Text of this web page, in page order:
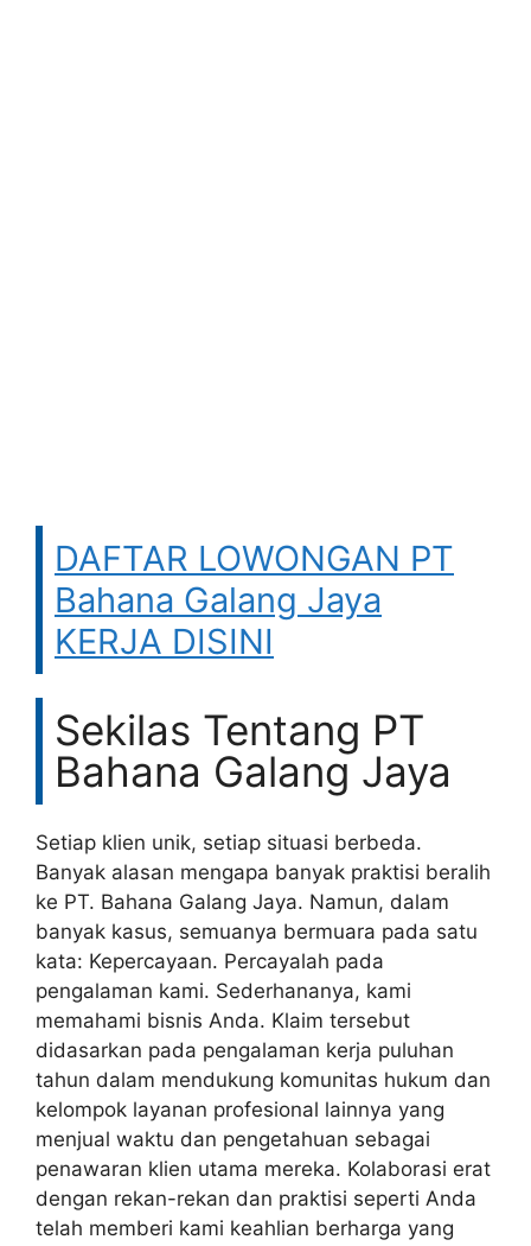
DAFTAR LOWONGAN PT
Bahana Galang Jaya
KERJA DISINI
Sekilas Tentang PT
Bahana Galang Jaya
Setiap klien unik, setiap situasi berbeda.
Banyak alasan mengapa banyak praktisi beralih
ke PT. Bahana Galang Jaya. Namun, dalam
banyak kasus, semuanya bermuara pada satu
kata: Kepercayaan. Percayalah pada
pengalaman kami. Sederhananya, kami
memahami bisnis Anda. Klaim tersebut
didasarkan pada pengalaman kerja puluhan
tahun dalam mendukung komunitas hukum dan
kelompok layanan profesional lainnya yang
menjual waktu dan pengetahuan sebagai
penawaran klien utama mereka. Kolaborasi erat
dengan rekan-rekan dan praktisi seperti Anda
telah memberi kami keahlian berharga yang